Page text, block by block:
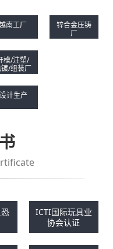
南工厂
锌合金压铸
厂
模/注塑/
镀/组装厂
计生产
ICTI国际玩具业
协会认证